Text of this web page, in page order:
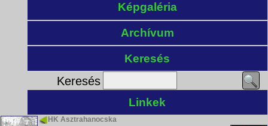
Képgaléria
Archívum
Keresés
Keresés
Linkek
HK Asztrahanocska